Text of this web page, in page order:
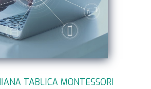
TABLICA MONTESSORI